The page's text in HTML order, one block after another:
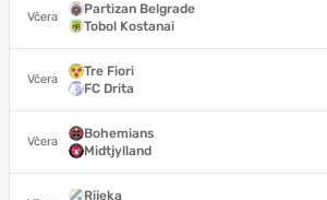
Včera
Partizan Belgrade
Tobol Kostanai
Včera
Tre Fiori
FC Drita
Včera
Bohemians
Midtjylland
Rijeka